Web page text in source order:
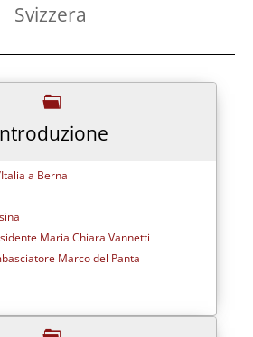
Svizzera
a Berna
Maria Chiara Vannetti
Marco del Panta